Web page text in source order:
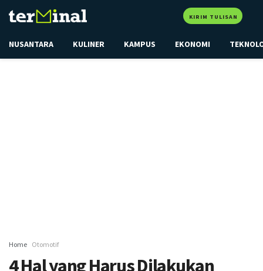
KIRIM TULISAN
NUSANTARA KULINER KAMPUS EKONOMI
Home Otomotif
4 Hal yang Harus Dilakukan